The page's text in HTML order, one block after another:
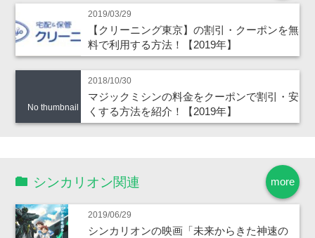
2019/03/29
【クリーニング東京】の割引・クーポンを無
料で利用する方法！【2019年】
No thumbnail
2018/10/30
マジックミシンの料金をクーポンで割引・安
くする方法を紹介！【2019年】
more
シンカリオン関連
2019/06/29
シンカリオンの映画「未来からきた神速の